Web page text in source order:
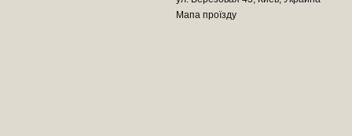
Мапа проїзду